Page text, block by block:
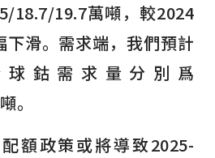
18.7/19.7萬噸，較2024
下滑。需求端，我們預計
球鈷需求量分別爲
。
額政策或將導致2025-